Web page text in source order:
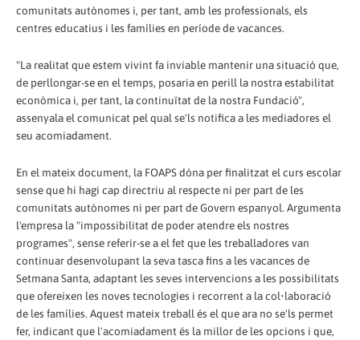
comunitats autònomes i, per tant, amb les professionals, els
centres educatius i les famílies en període de vacances.
"La realitat que estem vivint fa inviable mantenir una situació que,
de perllongar-se en el temps, posaria en perill la nostra estabilitat
econòmica i, per tant, la continuïtat de la nostra Fundació",
assenyala el comunicat pel qual se'ls notifica a les mediadores el
seu acomiadament.
En el mateix document, la FOAPS dóna per finalitzat el curs escolar
sense que hi hagi cap directriu al respecte ni per part de les
comunitats autònomes ni per part de Govern espanyol. Argumenta
l'empresa la "impossibilitat de poder atendre els nostres
programes", sense referir-se a el fet que les treballadores van
continuar desenvolupant la seva tasca fins a les vacances de
Setmana Santa, adaptant les seves intervencions a les possibilitats
que ofereixen les noves tecnologies i recorrent a la col•laboració
de les famílies. Aquest mateix treball és el que ara no se'ls permet
fer, indicant que l'acomiadament és la millor de les opcions i que,